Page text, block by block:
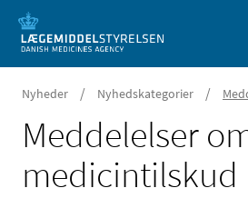
Nyheder / Nyhedskategorier /
Meddelelser
medicintilskud